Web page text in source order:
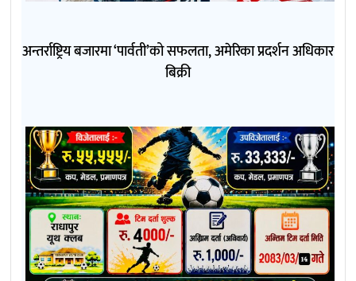
अन्तर्राष्ट्रिय बजारमा ‘पार्वती’को सफलता, अमेरिका प्रदर्शन अधिकार
बिक्री